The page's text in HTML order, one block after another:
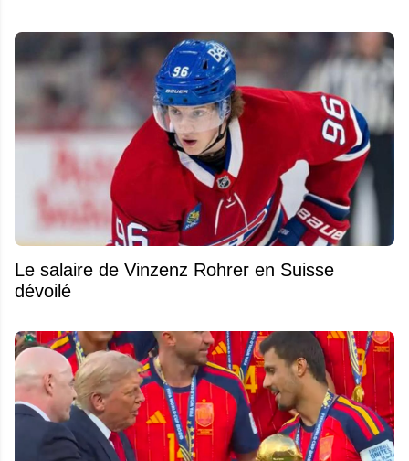
Le salaire de Vinzenz Rohrer en Suisse
dévoilé